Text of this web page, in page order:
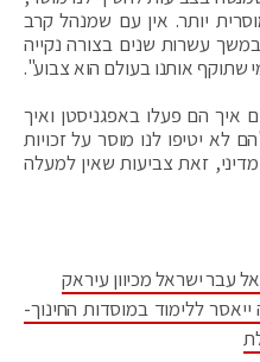
יותר. אין עם שמנהל קרב
עשרות שנים בצורה נקייה
שתוקף אותנו בעולם הוא צבוע".
הם פעלו באפגניסטן ואיך
לא יטיפו לנו מוסר על זכויות
זאת צביעות שאין למעלה
עבר ישראל מכיוון עיראק
ללימוד במוסדות החינוך-